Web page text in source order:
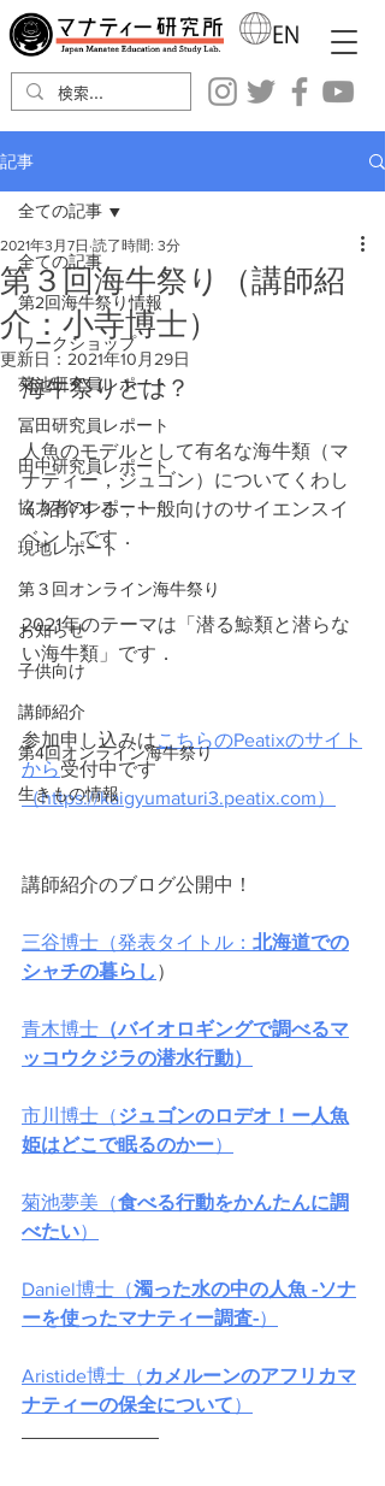
記事
全ての記事
第2回海牛祭り情報
ワークショップ
菊池研究員レポート
冨田研究員レポート
田中研究員レポート
協力者のレポート
現地レポート
第３回オンライン海牛祭り
お知らせ
子供向け
講師紹介
第4回オンライン海牛祭り
生きもの情報
全ての記事
第３回海牛祭り（講師紹
介：小寺博士）
2021年3月7日 読了時間: 3分
更新日： 2021年10月29日
海牛祭りとは？
人魚のモデルとして有名な海牛類（マ
ナティー，ジュゴン）についてくわし
く紹介する，一般向けのサイエンスイ
ベントです．
2021年のテーマは「潜る鯨類と潜らな
い海牛類」です．
参加申し込みはこちらのPeatixのサイト
から受付中です
（https://kaigyumaturi3.peatix.com）
講師紹介のブログ公開中！
三谷博士（発表タイトル： 北海道での
シャチの暮らし ）
青木博士 （バイオロギングで調べるマ
ッコウクジラの潜水行動）
市川博士（ジュゴンのロデオ！ー人魚
姫はどこで眠るのかー）
菊池夢美（食べる行動をかんたんに調
べたい）
Daniel博士（濁った水の中の人魚 -ソナ
ーを使ったマナティー調査-）
Aristide博士（ カメルーンのアフリカマ
ナティーの保全について）